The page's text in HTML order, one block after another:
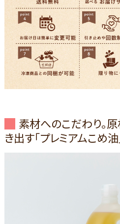
素材へのこだわり。
き出す「プレミアムこめ油